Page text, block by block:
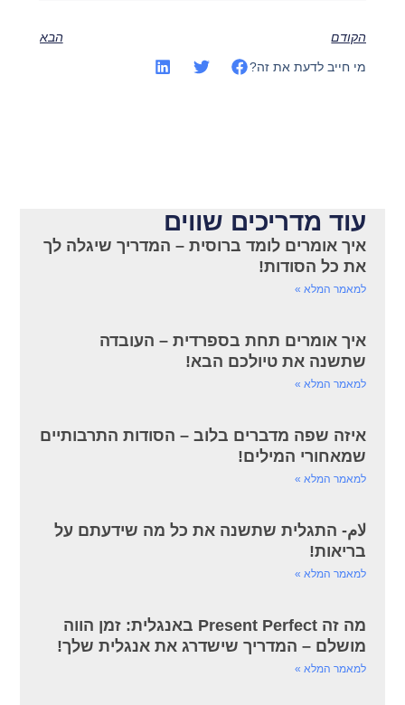
הקודם הבא
מי חייב לדעת את זה?
עוד מדריכים שווים
איך אומרים לומד ברוסית – המדריך שיגלה לך
את כל הסודות!
למאמר המלא »
איך אומרים תחת בספרדית – העובדה
שתשנה את טיולכם הבא!
למאמר המלא »
איזה שפה מדברים בלוב – הסודות התרבותיים
שמאחורי המילים!
למאמר המלא »
لام- התגלית שתשנה את כל מה שידעתם על
בריאות!
למאמר המלא »
מה זה Present Perfect באנגלית: זמן הווה
מושלם – המדריך שישדרג את אנגלית שלך!
למאמר המלא »